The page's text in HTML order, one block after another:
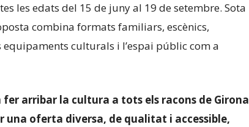
les edats del 15 de juny al 19 de setembre. Sota
combina formats familiars, escènics,
culturals i l’espai públic com a
arribar la cultura a tots els racons de Girona
oferta diversa, de qualitat i accessible,